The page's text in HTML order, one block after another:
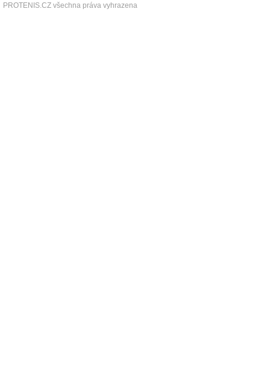
PROTENIS.CZ všechna práva vyhrazena